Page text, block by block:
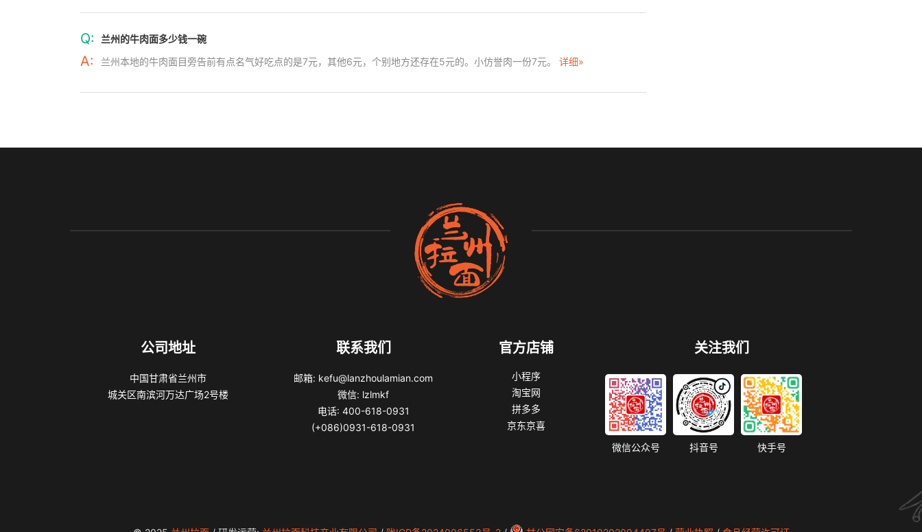
Q: 兰州的牛肉面多少钱一碗
A: 兰州本地的牛肉面目旁告前有点名气好吃点的是7元，其他6元，个别地方还存在5元的。小仿誉肉一份7元。 详细»
公司地址
中国甘肃省兰州市
城关区南滨河万达广场2号楼
联系我们
邮箱: kefu@lanzhoulamian.com
微信: lzlmkf
电话: 400-618-0931
(+086)0931-618-0931
官方店铺
小程序
淘宝网
拼多多
京东京喜
关注我们
微信公众号 抖音号 快手号